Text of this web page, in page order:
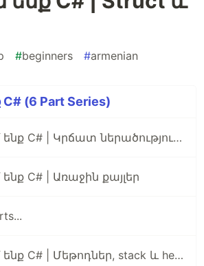
#beginners #armenian
(6 Part Series)
Սովորում ենք C# | Կրճատ ներածություն .NET հարթակին
ենք C# | Առաջին քայլեր
Սովորում ենք C# | Մեթոդներ, stack և heap, արժեքային և հղումային տիպեր